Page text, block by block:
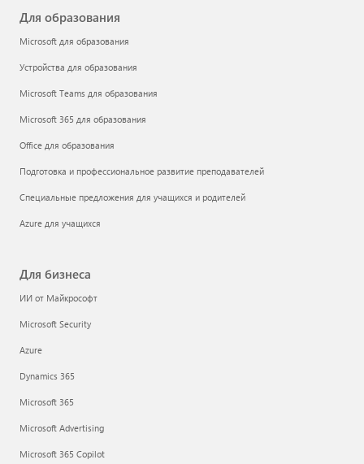
Для образования
Microsoft для образования
Устройства для образования
Microsoft Teams для образования
Microsoft 365 для образования
Office для образования
Подготовка и профессиональное развитие преподавателей
Специальные предложения для учащихся и родителей
Azure для учащихся
Для бизнеса
ИИ от Майкрософт
Microsoft Security
Azure
Dynamics 365
Microsoft 365
Microsoft Advertising
Microsoft 365 Copilot